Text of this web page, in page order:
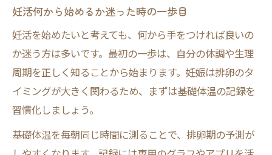
妊活何から始めるか迷った時の一歩目
妊活を始めたいと考えても、何から手をつければ良いの
か迷う方は多いです。最初の一歩は、自分の体調や生理
周期を正しく知ることから始まります。妊娠は排卵のタ
イミングが大きく関わるため、まずは基礎体温の記録を
習慣化しましょう。
基礎体温を毎朝同じ時間に測ることで、排卵期の予測が